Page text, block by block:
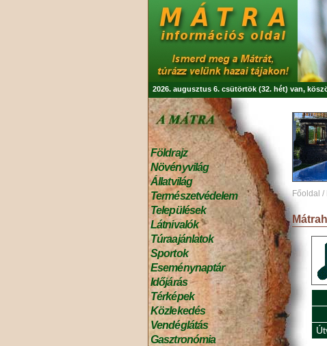
2026. augusztus 6. csütörtök (32. hét) van,
Földrajz
Növényvilág
Állatvilág
Természetvédelem
Települések
Látnivalók
Túraajánlatok
Sportok
Eseménynaptár
Időjárás
Térképek
Közlekedés
Vendéglátás
Gasztronómia
Főoldal /